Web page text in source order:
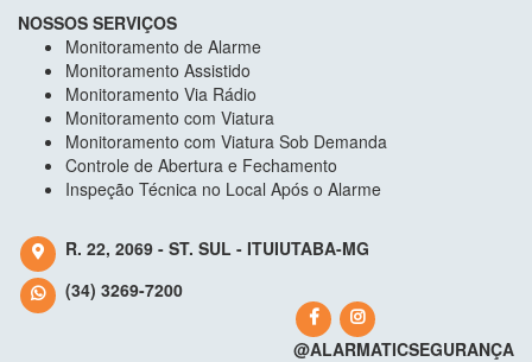
NOSSOS SERVIÇOS
Monitoramento de Alarme
Monitoramento Assistido
Monitoramento Via Rádio
Monitoramento com Viatura
Monitoramento com Viatura Sob Demanda
Controle de Abertura e Fechamento
Inspeção Técnica no Local Após o Alarme
R. 22, 2069 - ST. SUL - ITUIUTABA-MG
(34) 3269-7200
@ALARMATICSEGURANÇA